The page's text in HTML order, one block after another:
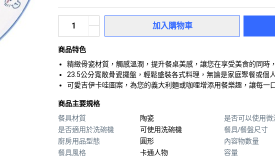
加入購物車
商品特色
精緻骨瓷材質，觸感溫潤，提升餐桌美感，讓您在享受美食的同時
23.5公分寬敞骨瓷擺盤，輕鬆盛裝各式料理，無論是家庭聚餐或個
可愛吉伊卡哇圖案，為您的義大利麵或咖哩增添用餐樂趣，讓每一
商品主要規格
餐具材質
陶瓷
是否適用於洗碗機
可使用洗碗機
廚房用品型態
圓形
餐具風格
卡通人物
是否可以使用微
餐具/餐盤尺寸
內容物數量
容量